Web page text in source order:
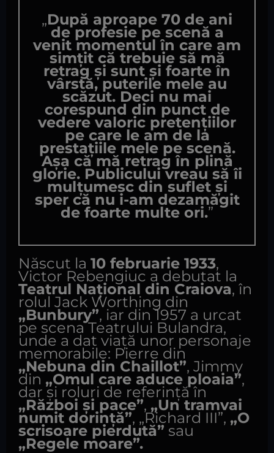
„După aproape 70 de ani
de profesie pe scenă a
venit momentul în care am
simțit că trebuie să mă
retrag și sunt și foarte în
vârstă, puterile mele au
scăzut. Deci nu mai
corespund din punct de
vedere valoric pretențiilor
pe care le am de la
prestațiile mele pe scenă.
Așa că mă retrag în plină
glorie. Publicului vreau să îi
mulțumesc din suflet și
sper că nu i-am dezamăgit
de foarte multe ori.”
Născut la 10 februarie 1933,
Victor Rebengiuc a debutat la
Teatrul Național din Craiova, în
rolul Jack Worthing din
„Bunbury”, iar din 1957 a urcat
pe scena Teatrului Bulandra,
unde a dat viață unor personaje
memorabile: Pierre din
„Nebuna din Chaillot”, Jimmy
din „Omul care aduce ploaia”,
dar și roluri de referință în
„Război și pace”, „Un tramvai
numit dorință”, „Richard III”, „O
scrisoare pierdută” sau
„Regele moare”.